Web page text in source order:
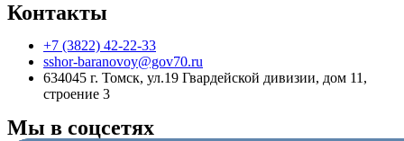
Контакты
+7 (3822) 42-22-33
sshor-baranovoy@gov70.ru
634045 г. Томск, ул.19 Гвардейской дивизии, дом 11,
строение 3
Мы в соцсетях